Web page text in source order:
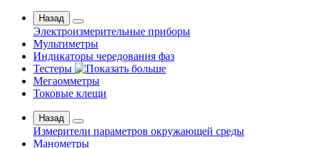
Назад
Электроизмерительные приборы
Мультиметры
Индикаторы чередования фаз
Тестеры
Мегаомметры
Токовые клещи
Назад
Измерители параметров окружающей среды
Манометры